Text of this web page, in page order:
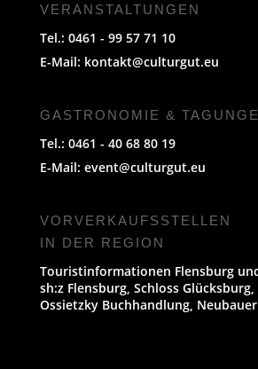
VERANSTALTUNGEN
Tel.: 0461 - 99 57 71 10
E-Mail: kontakt@culturgut.eu
GASTRONOMIE &
Tel.: 0461 - 40 68 80 19
E-Mail: event@culturgut.eu
VORVERKAUFS­STELLEN
IN DER REGION
Touristinformationen Flensburg
sh:z Flensburg, Schloss
Ossietzky Buchhandlung,